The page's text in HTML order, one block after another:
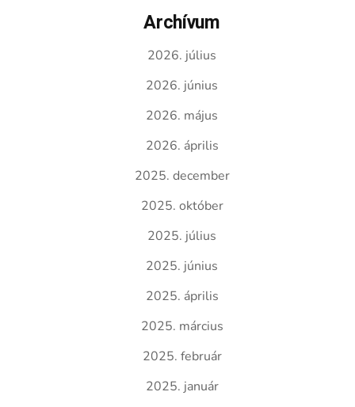
Archívum
2026. július
2026. június
2026. május
2026. április
2025. december
2025. október
2025. július
2025. június
2025. április
2025. március
2025. február
2025. január